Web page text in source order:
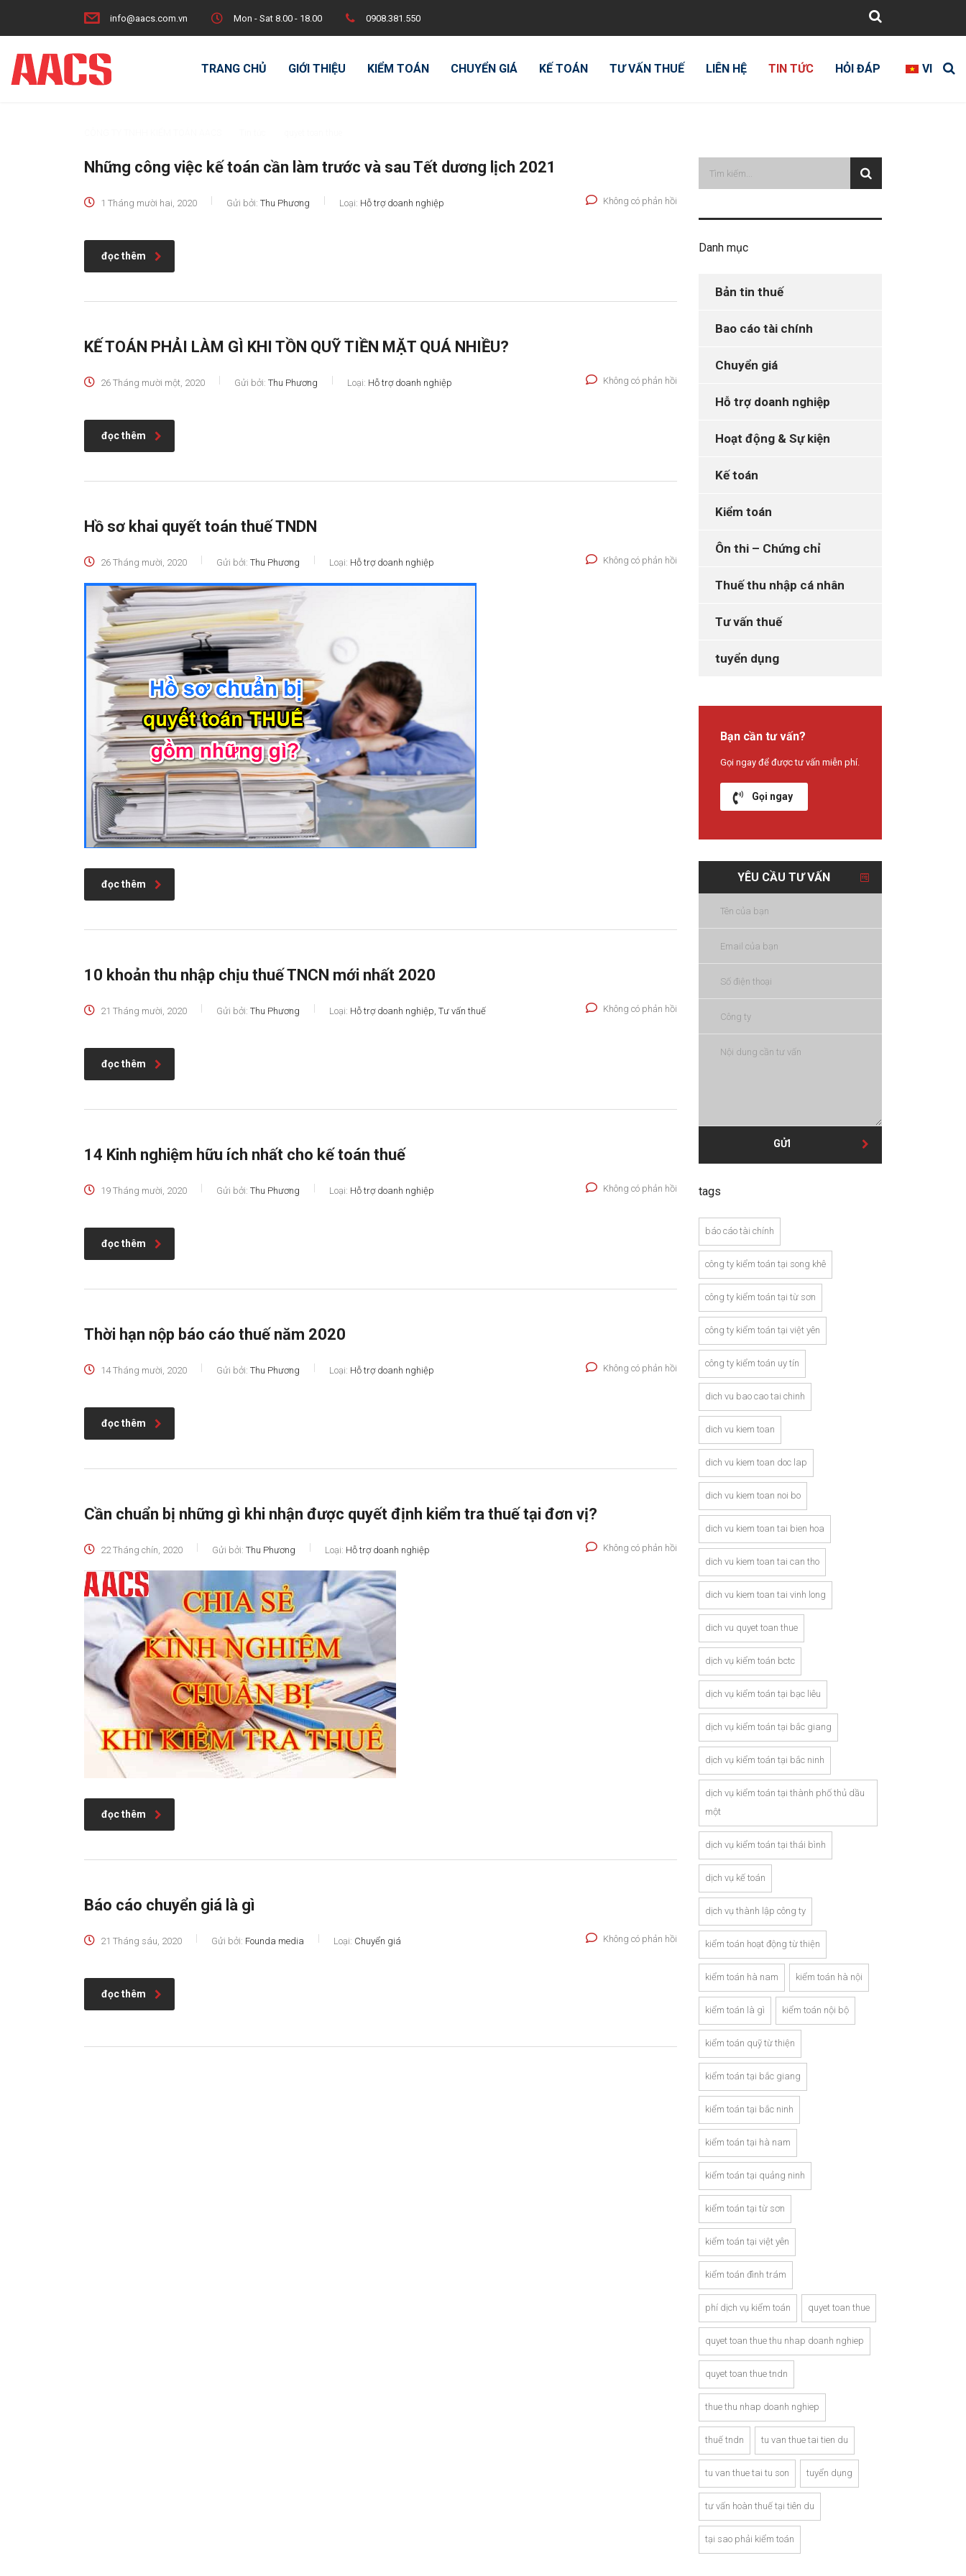
info@aacs.com.vn Mon - Sat 8.00 - 18.00 0908.381.550
TRANG CHỦ GIỚI THIỆU KIỂM TOÁN CHUYỂN GIÁ KẾ TOÁN TƯ VẤN THUẾ LIÊN HỆ TIN TỨC HỎI ĐÁP VI
Những công việc kế toán cần làm trước và sau Tết dương lịch 2021
1 Tháng mười hai, 2020 Gửi bởi: Thu Phương Loại: Hỗ trợ doanh nghiệp Không có phản hồi
đọc thêm
KẾ TOÁN PHẢI LÀM GÌ KHI TỒN QUỸ TIỀN MẶT QUÁ NHIỀU?
26 Tháng mười một, 2020 Gửi bởi: Thu Phương Loại: Hỗ trợ doanh nghiệp Không có phản hồi
đọc thêm
Hồ sơ khai quyết toán thuế TNDN
26 Tháng mười, 2020 Gửi bởi: Thu Phương Loại: Hỗ trợ doanh nghiệp Không có phản hồi
đọc thêm
10 khoản thu nhập chịu thuế TNCN mới nhất 2020
21 Tháng mười, 2020 Gửi bởi: Thu Phương Loại: Hỗ trợ doanh nghiệp, Tư vấn thuế Không có phản hồi
đọc thêm
14 Kinh nghiệm hữu ích nhất cho kế toán thuế
19 Tháng mười, 2020 Gửi bởi: Thu Phương Loại: Hỗ trợ doanh nghiệp Không có phản hồi
đọc thêm
Thời hạn nộp báo cáo thuế năm 2020
14 Tháng mười, 2020 Gửi bởi: Thu Phương Loại: Hỗ trợ doanh nghiệp Không có phản hồi
đọc thêm
Cần chuẩn bị những gì khi nhận được quyết định kiểm tra thuế tại đơn vị?
22 Tháng chín, 2020 Gửi bởi: Thu Phương Loại: Hỗ trợ doanh nghiệp Không có phản hồi
đọc thêm
Báo cáo chuyển giá là gì
21 Tháng sáu, 2020 Gửi bởi: Founda media Loại: Chuyển giá Không có phản hồi
đọc thêm
Danh mục
Bản tin thuế
Bao cáo tài chính
Chuyển giá
Hỗ trợ doanh nghiệp
Hoạt động & Sự kiện
Kế toán
Kiểm toán
Ôn thi – Chứng chỉ
Thuế thu nhập cá nhân
Tư vấn thuế
tuyển dụng
Bạn cần tư vấn?
Gọi ngay để được tư vấn miễn phí.
Gọi ngay
YÊU CẦU TƯ VẤN
GỬI
tags
báo cáo tài chính
công ty kiểm toán tại song khê
công ty kiểm toán tại từ sơn
công ty kiểm toán tại việt yên
công ty kiểm toán uy tín
dich vu bao cao tai chinh
dich vu kiem toan
dich vu kiem toan doc lap
dich vu kiem toan noi bo
dich vu kiem toan tai bien hoa
dich vu kiem toan tai can tho
dich vu kiem toan tai vinh long
dich vu quyet toan thue
dịch vụ kiểm toán bctc
dịch vụ kiểm toán tại bạc liêu
dịch vụ kiểm toán tại bắc giang
dịch vụ kiểm toán tại bắc ninh
dịch vụ kiểm toán tại thành phố thủ dầu
một
dịch vụ kiểm toán tại thái bình
dịch vụ kế toán
dịch vụ thành lập công ty
kiểm toán hoạt động từ thiện
kiểm toán hà nam kiểm toán hà nội
kiểm toán là gì kiểm toán nội bộ
kiểm toán quỹ từ thiện
kiểm toán tại bắc giang
kiểm toán tại bắc ninh
kiểm toán tại hà nam
kiểm toán tại quảng ninh
kiểm toán tại từ sơn
kiểm toán tại việt yên
kiểm toán đình trám
phí dịch vụ kiểm toán quyet toan thue
quyet toan thue thu nhap doanh nghiep
quyet toan thue tndn
thue thu nhap doanh nghiep
thuế tndn tu van thue tai tien du
tu van thue tai tu son tuyển dụng
tư vấn hoàn thuế tại tiên du
tại sao phải kiểm toán